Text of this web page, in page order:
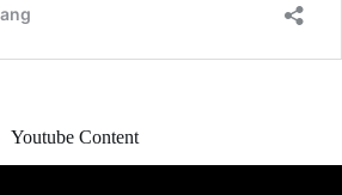
Youtube Content